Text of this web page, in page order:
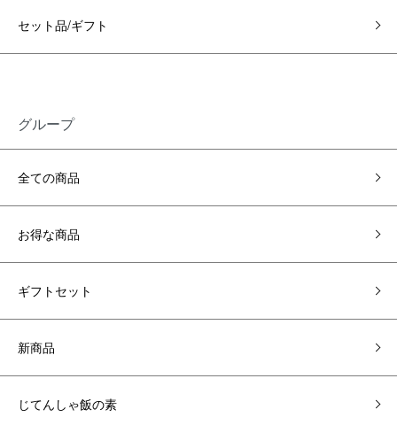
セット品/ギフト
グループ
全ての商品
お得な商品
ギフトセット
新商品
じてんしゃ飯の素